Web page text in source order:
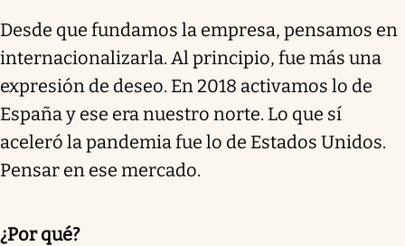
Desde que fundamos la empresa, pensamos en
internacionalizarla. Al principio, fue más una
expresión de deseo. En 2018 activamos lo de
España y ese era nuestro norte. Lo que sí
aceleró la pandemia fue lo de Estados Unidos.
Pensar en ese mercado.
¿Por qué?